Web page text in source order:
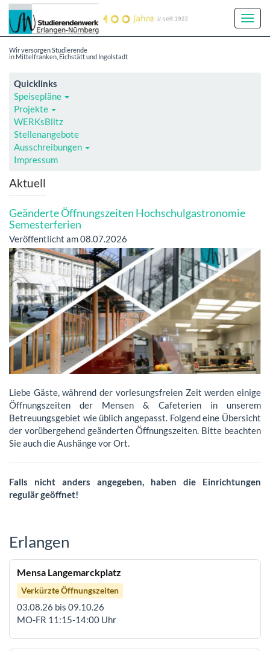
Wir versorgen Studierende
in Mittelfranken, Eichstätt und Ingolstadt
Quicklinks
Speisepläne
Projekte
WERKsBlitz
Stellenangebote
Ausschreibungen
Impressum
Aktuell
Geänderte Öffnungszeiten Hochschulgastronomie
Semesterferien
Veröffentlicht am 08.07.2026
Liebe Gäste, während der vorlesungsfreien Zeit werden einige
Öffnungszeiten der Mensen & Cafeterien in unserem
Betreuungsgebiet wie üblich angepasst. Folgend eine Übersicht
der vorübergehend geänderten Öffnungszeiten. Bitte beachten
Sie auch die Aushänge vor Ort.
Falls nicht anders angegeben, haben die Einrichtungen
regulär geöffnet!
Erlangen
Mensa Langemarckplatz
Verkürzte Öffnungszeiten
03.08.26 bis 09.10.26
MO-FR 11:15-14:00 Uhr